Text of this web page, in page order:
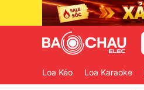
Loa Kéo Loa Karaoke